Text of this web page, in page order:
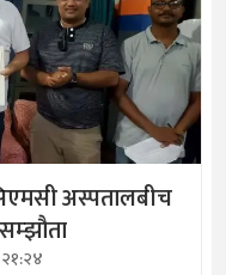
अस्पतालबीच